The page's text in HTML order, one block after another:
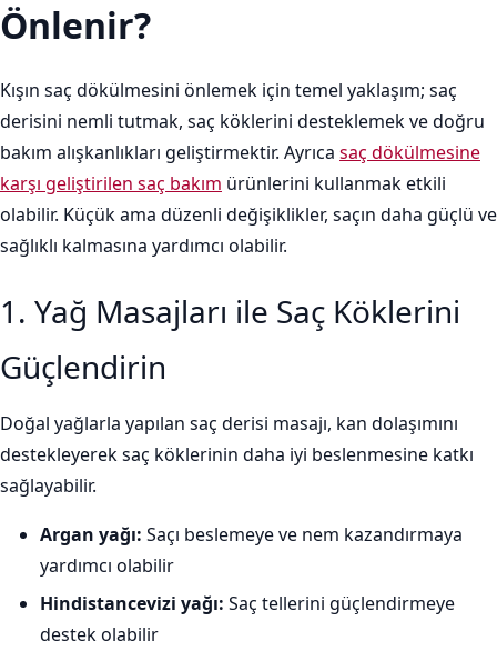
Önlenir?
Kışın saç dökülmesini önlemek için temel yaklaşım; saç
derisini nemli tutmak, saç köklerini desteklemek ve doğru
bakım alışkanlıkları geliştirmektir. Ayrıca saç dökülmesine
karşı geliştirilen saç bakım ürünlerini kullanmak etkili
olabilir. Küçük ama düzenli değişiklikler, saçın daha güçlü ve
sağlıklı kalmasına yardımcı olabilir.
1. Yağ Masajları ile Saç Köklerini
Güçlendirin
Doğal yağlarla yapılan saç derisi masajı, kan dolaşımını
destekleyerek saç köklerinin daha iyi beslenmesine katkı
sağlayabilir.
Argan yağı: Saçı beslemeye ve nem kazandırmaya
yardımcı olabilir
Hindistancevizi yağı: Saç tellerini güçlendirmeye
destek olabilir